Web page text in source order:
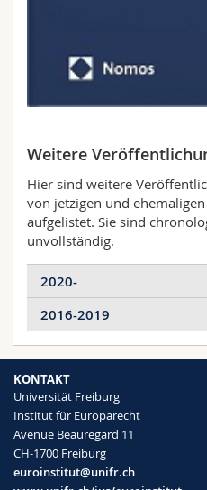
Weitere
Hier sind weitere
von jetzigen und
aufgelistet. Sie sind
unvollständig.
2020-
2016-2019
KONTAKT
Universität Freiburg
Institut für Europarecht
Avenue Beauregard 11
CH-1700 Freiburg
euroinstitut@unifr.ch